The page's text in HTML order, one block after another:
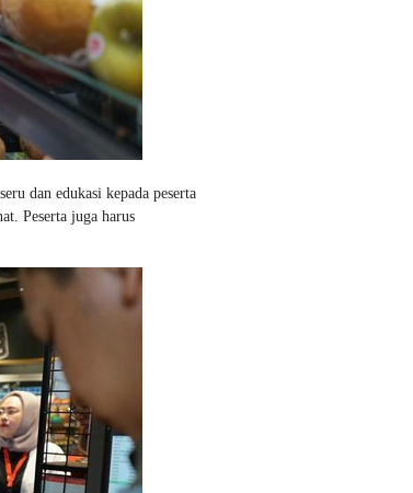
dan edukasi kepada peserta
Peserta juga harus